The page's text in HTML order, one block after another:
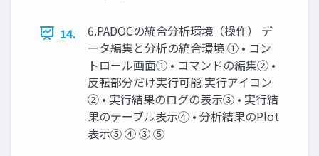
14.
6.PADOCの統合分析環境（操作） デ
ータ編集と分析の統合環境 ① • コン
トロール画面① • コマンドの編集② •
反転部分だけ実行可能 実行アイコン
② • 実行結果のログの表示③ • 実行結
果のテーブル表示④ • 分析結果のPlot
表示⑤ ④ ③ ⑤